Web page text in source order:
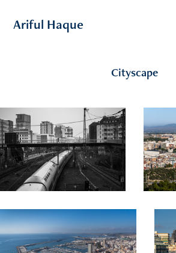
Ariful Haque
Cityscape